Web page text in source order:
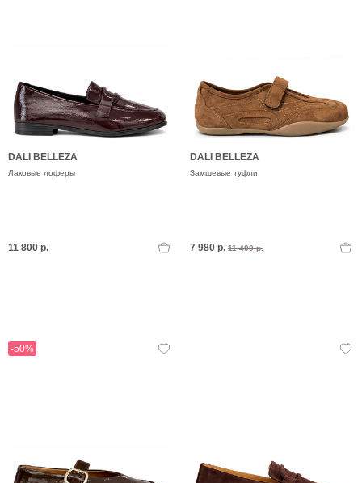
DALI BELLEZA
Лаковые лоферы
11 800 р.
DALI BELLEZA
Замшевые туфли
7 980 р. 11 400 р.
-50%